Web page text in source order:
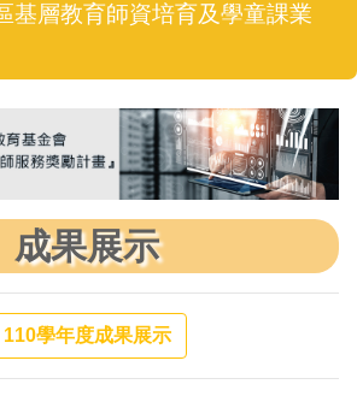
基層教育師資培育及學童課業
成果展示
110學年度成果展示